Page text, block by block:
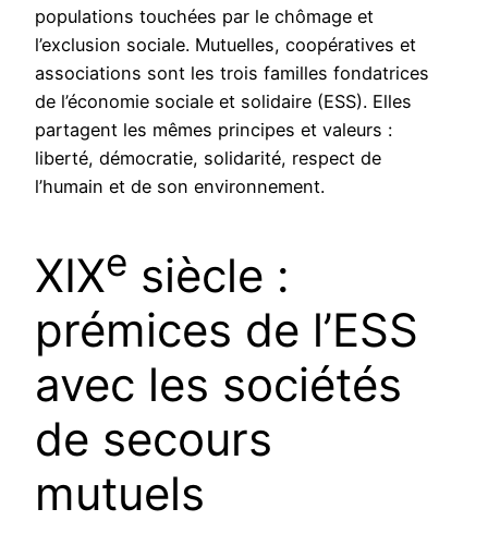
populations touchées par le chômage et
l’exclusion sociale. Mutuelles, coopératives et
associations sont les trois familles fondatrices
de l’économie sociale et solidaire (ESS). Elles
partagent les mêmes principes et valeurs :
liberté, démocratie, solidarité, respect de
l’humain et de son environnement.
XIXe siècle :
prémices de l’ESS
avec les sociétés
de secours
mutuels